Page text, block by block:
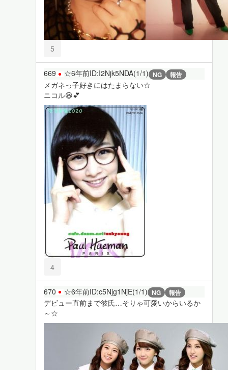
5
669 ☆6年前ID:I2Njk5NDA(1/1) NG 報告
メガネっ子好きにはたまらない☆
ニコル😆💕
4
670 ☆6年前ID:c5Njg1NjE(1/1) NG 報告
デビュー直前まで彼氏…そりゃ可愛いからいるか
～☆